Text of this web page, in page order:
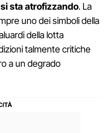
sta atrofizzando. La
uno dei simboli della
della lotta
talmente critiche
a un degrado